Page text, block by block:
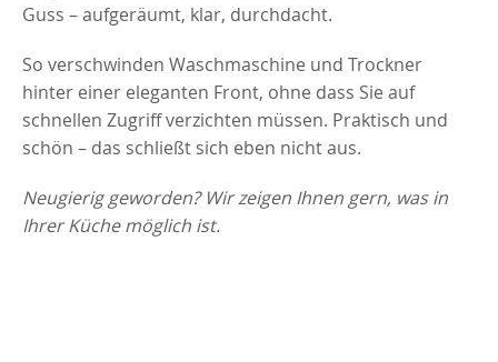
Guss – aufgeräumt, klar, durchdacht.
So verschwinden Waschmaschine und Trockner
hinter einer eleganten Front, ohne dass Sie auf
schnellen Zugriff verzichten müssen. Praktisch und
schön – das schließt sich eben nicht aus.
Neugierig geworden? Wir zeigen Ihnen gern, was in
Ihrer Küche möglich ist.